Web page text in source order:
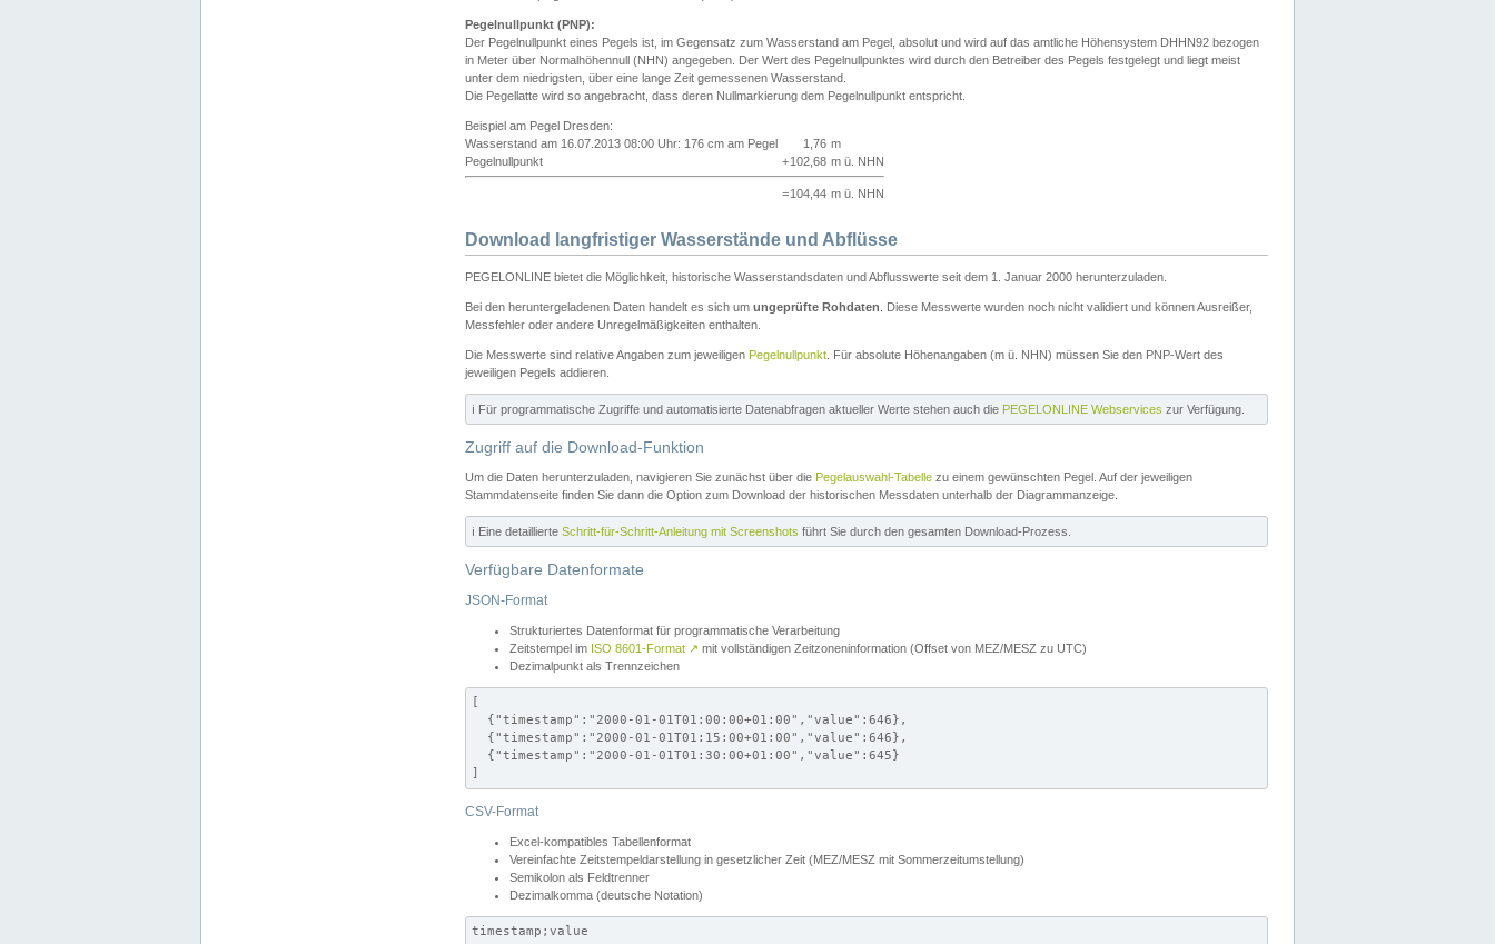
Pegelnullpunkt (PNP):
Der Pegelnullpunkt eines Pegels ist, im Gegensatz zum Wasserstand am Pegel, absolut und wird auf das amtliche Höhensystem DHHN92 bezogen
in Meter über Normalhöhennull (NHN) angegeben. Der Wert des Pegelnullpunktes wird durch den Betreiber des Pegels festgelegt und liegt meist
unter dem niedrigsten, über eine lange Zeit gemessenen Wasserstand.
Die Pegellatte wird so angebracht, dass deren Nullmarkierung dem Pegelnullpunkt entspricht.
Beispiel am Pegel Dresden:
Wasserstand am 16.07.2013 08:00 Uhr: 176 cm am Pegel
1,76 m
Pegelnullpunkt
+102,68 m ü. NHN
=104,44 m ü. NHN
Download langfristiger Wasserstände und Abflüsse
PEGELONLINE bietet die Möglichkeit, historische Wasserstandsdaten und Abflusswerte seit dem 1. Januar 2000 herunterzuladen.
Bei den heruntergeladenen Daten handelt es sich um ungeprüfte Rohdaten . Diese Messwerte wurden noch nicht validiert und können Ausreißer,
Messfehler oder andere Unregelmäßigkeiten enthalten.
Die Messwerte sind relative Angaben zum jeweiligen Pegelnullpunkt . Für absolute Höhenangaben (m ü. NHN) müssen Sie den PNP-Wert des
jeweiligen Pegels addieren.
ℹ️ Für programmatische Zugriffe und automatisierte Datenabfragen aktueller Werte stehen auch die PEGELONLINE Webservices zur Verfügung.
Zugriff auf die Download-Funktion
Um die Daten herunterzuladen, navigieren Sie zunächst über die Pegelauswahl-Tabelle zu einem gewünschten Pegel. Auf der jeweiligen
Stammdatenseite finden Sie dann die Option zum Download der historischen Messdaten unterhalb der Diagrammanzeige.
ℹ️ Eine detaillierte Schritt-für-Schritt-Anleitung mit Screenshots führt Sie durch den gesamten Download-Prozess.
Verfügbare Datenformate
JSON-Format
Strukturiertes Datenformat für programmatische Verarbeitung
Zeitstempel im ISO 8601-Format ↗ mit vollständigen Zeitzoneninformation (Offset von MEZ/MESZ zu UTC)
Dezimalpunkt als Trennzeichen
[
  {"timestamp":"2000-01-01T01:00:00+01:00","value":646},
  {"timestamp":"2000-01-01T01:15:00+01:00","value":646},
  {"timestamp":"2000-01-01T01:30:00+01:00","value":645}
]
CSV-Format
Excel-kompatibles Tabellenformat
Vereinfachte Zeitstempeldarstellung in gesetzlicher Zeit (MEZ/MESZ mit Sommerzeitumstellung)
Semikolon als Feldtrenner
Dezimalkomma (deutsche Notation)
timestamp;value